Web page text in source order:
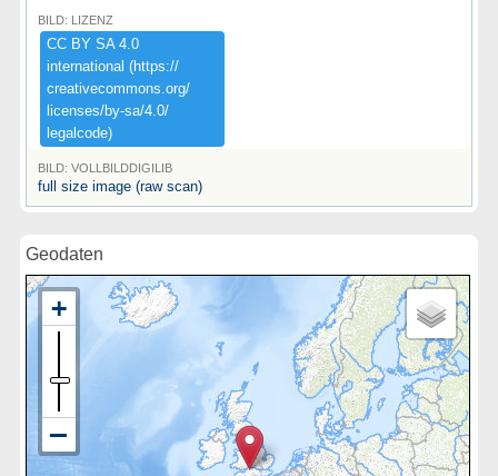
BILD: LIZENZ
CC ​BY ​SA ​4.​0 ​
international ​(​https:​/​/​
creativecommons.​org/​
licenses/​by-​sa/​4.​0/​
legalcode)​
BILD: VOLLBILDDIGILIB
full size image (raw scan)
Geodaten